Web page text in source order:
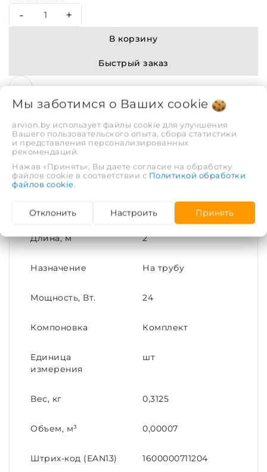
- +
В корзину
Быстрый заказ
Описание Отзывы
ХАРАКТЕРИСТИКИ
Длина, м 2
Назначение На трубу
Мощность, Вт. 24
Компоновка Комплект
Единица
измерения
шт
Вес, кг 0,3125
Объем, м³ 0,00007
Штрих-код (EAN13) 1600000711204
Мы заботимся о Ваших cookie
arvion.by использует файлы cookie для улучшения
Вашего пользовательского опыта, сбора статистики
и представления персонализированных
рекомендаций.
Нажав «Принять», Вы даете согласие на обработку
файлов cookie в соответствии с Политикой обработки
файлов cookie
Отклонить Настроить Принять